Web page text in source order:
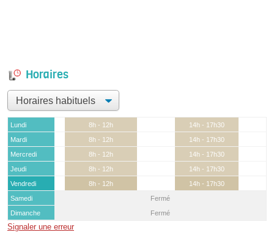
Horaires
Lundi 8h - 12h
14h - 17h30
Mardi
8h - 12h
14h - 17h30
Mercredi
8h - 12h
14h - 17h30
Jeudi
8h - 12h
14h - 17h30
Vendredi
8h - 12h
14h - 17h30
Samedi
Fermé
Dimanche
Fermé
Signaler une erreur